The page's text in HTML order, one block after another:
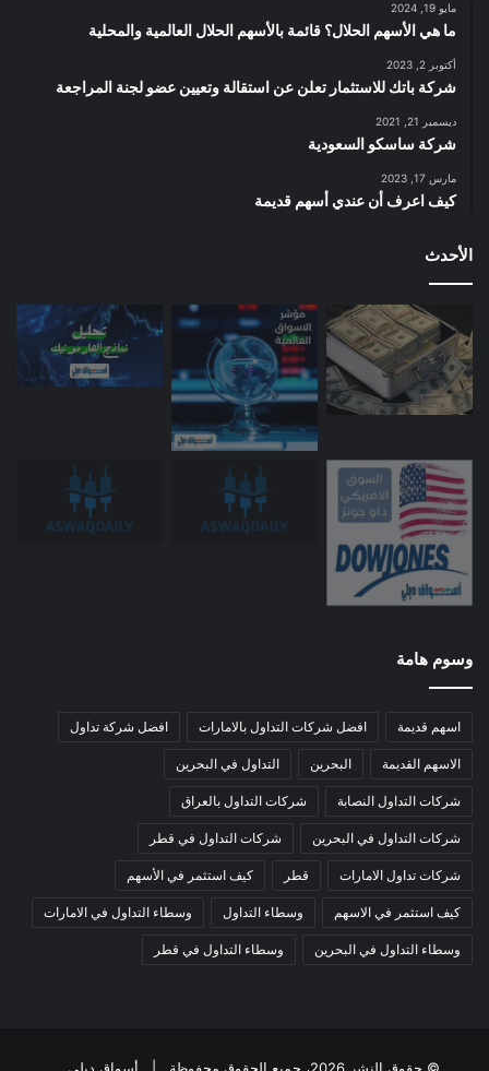
مايو 19, 2024
ما هي الأسهم الحلال؟ قائمة بالأسهم الحلال العالمية والمحلية
أكتوبر 2, 2023
شركة باتك للاستثمار تعلن عن استقالة وتعيين عضو لجنة المراجعة
ديسمبر 21, 2021
شركة ساسكو السعودية
مارس 17, 2023
كيف اعرف أن عندي أسهم قديمة
الأحدث
وسوم هامة
اسهم قديمة افضل شركات التداول بالامارات افضل شركة تداول
الاسهم القديمة البحرين التداول في البحرين
شركات التداول النصابة شركات التداول بالعراق
شركات التداول في البحرين شركات التداول في قطر
شركات تداول الامارات قطر كيف استثمر في الأسهم
كيف استثمر في الاسهم وسطاء التداول وسطاء التداول في الامارات
وسطاء التداول في البحرين وسطاء التداول في قطر